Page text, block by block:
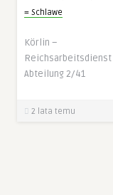
= Schlawe
Körlin –
Reichsarbeitsdienst
Abteilung 2/41
2 lata temu
najlepiej
przejścia na nią.
pliki cookie,
niektóre funkcje